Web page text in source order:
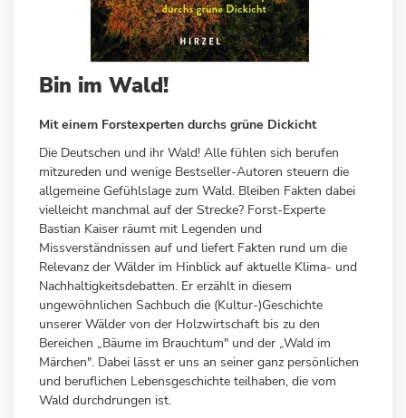
Anfang
Bildergalerie
springen
Bin im Wald!
Mit einem Forstexperten durchs grüne Dickicht
Die Deutschen und ihr Wald! Alle fühlen sich berufen
mitzureden und wenige Bestseller-Autoren steuern die
allgemeine Gefühlslage zum Wald. Bleiben Fakten dabei
vielleicht manchmal auf der Strecke? Forst-Experte
Bastian Kaiser räumt mit Legenden und
Missverständnissen auf und liefert Fakten rund um die
Relevanz der Wälder im Hinblick auf aktuelle Klima- und
Nachhaltigkeitsdebatten. Er erzählt in diesem
ungewöhnlichen Sachbuch die (Kultur-)Geschichte
unserer Wälder von der Holzwirtschaft bis zu den
Bereichen „Bäume im Brauchtum" und der „Wald im
Märchen". Dabei lässt er uns an seiner ganz persönlichen
und beruflichen Lebensgeschichte teilhaben, die vom
Wald durchdrungen ist.